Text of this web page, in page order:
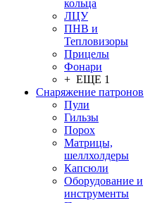
кольца
ЛЦУ
ПНВ и
Тепловизоры
Прицелы
Фонари
+ ЕЩЕ 1
Снаряжение патронов
Пули
Гильзы
Порох
Матрицы,
шеллхолдеры
Капсюли
Оборудование и
инструменты